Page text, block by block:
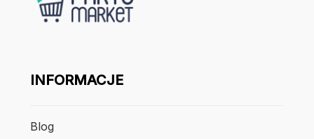
INFORMACJE
Blog